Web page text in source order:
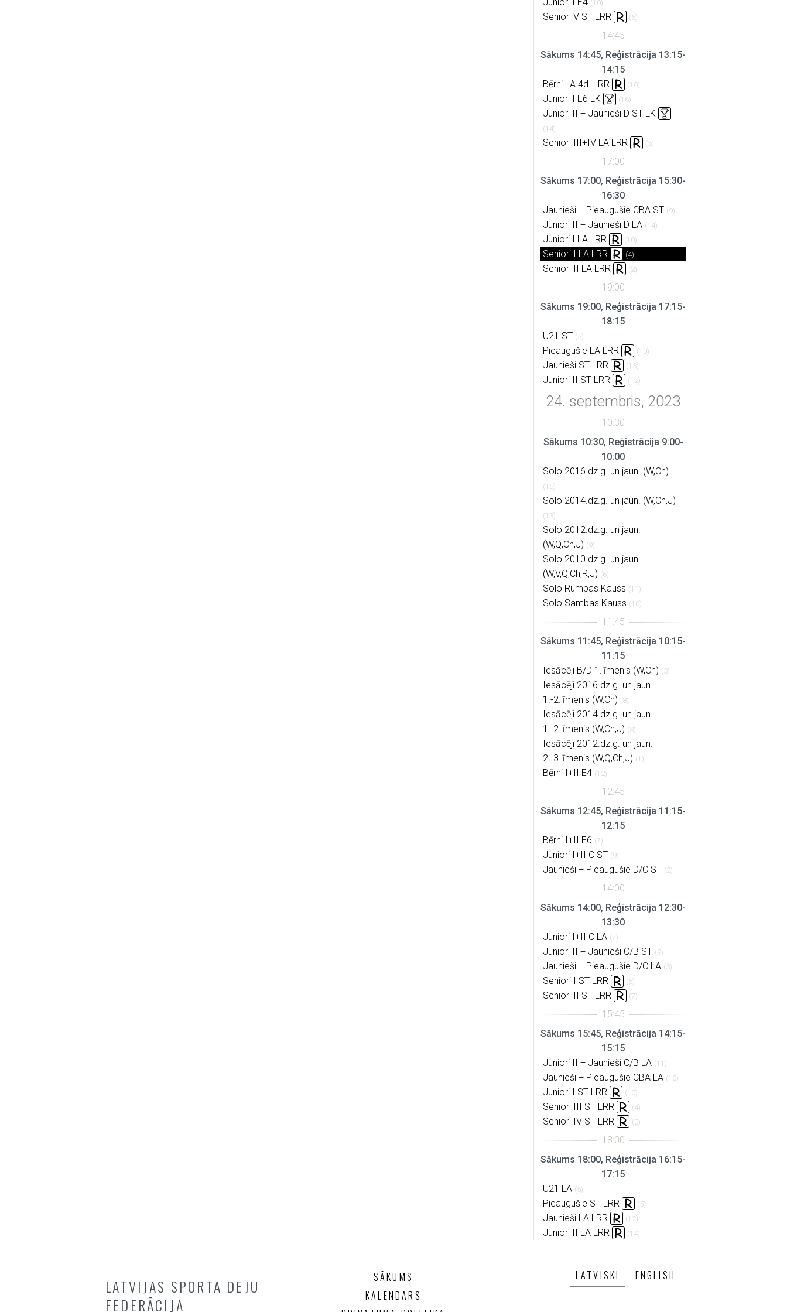
(10)
Seniori V ST LRR (6)
Sākums 14:45, Reģistrācija 13:15-
14:15
Bērni LA 4d. LRR
(10)
Juniori I E6 LK (16)
Juniori II + Jaunieši D ST LK
(14)
Seniori III+IV LA LRR (5)
Sākums 17:00, Reģistrācija 15:30-
16:30
Jaunieši + Pieaugušie CBA ST (9)
Juniori II + Jaunieši D LA (14)
Juniori I LA LRR (10)
Seniori I LA LRR (4)
Seniori II LA LRR (2)
Sākums 19:00, Reģistrācija 17:15-
18:15
U21 ST (5)
Pieaugušie LA LRR (10)
Jaunieši ST LRR (13)
Juniori II ST LRR (12)
Sākums 10:30, Reģistrācija 9:00-
10:00
Solo 2016.dz.g. un jaun. (W,Ch)
(15)
Solo 2014.dz.g. un jaun. (W,Ch,J)
(13)
Solo 2012.dz.g. un jaun.
(W,Q,Ch,J) (9)
Solo 2010.dz.g. un jaun.
(W,V,Q,Ch,R,J) (6)
Solo Rumbas Kauss (11)
Solo Sambas Kauss (10)
Sākums 11:45, Reģistrācija 10:15-
11:15
Iesācēji B/D 1.līmenis (W,Ch) (3)
Iesācēji 2016.dz.g. un jaun.
1.-2.līmenis (W,Ch) (8)
Iesācēji 2014.dz.g. un jaun.
1.-2.līmenis (W,Ch,J) (3)
Iesācēji 2012.dz.g. un jaun.
2.-3.līmenis (W,Q,Ch,J) (1)
Bērni I+II E4 (12)
Sākums 12:45, Reģistrācija 11:15-
12:15
Bērni I+II E6 (7)
Juniori I+II C ST (9)
Jaunieši + Pieaugušie D/C ST (2)
Sākums 14:00, Reģistrācija 12:30-
13:30
Juniori I+II C LA (7)
Juniori II + Jaunieši C/B ST (9)
Jaunieši + Pieaugušie D/C LA (3)
Seniori I ST LRR (6)
Seniori II ST LRR (7)
Sākums 15:45, Reģistrācija 14:15-
15:15
Juniori II + Jaunieši C/B LA (11)
Jaunieši + Pieaugušie CBA LA (10)
Juniori I ST LRR (10)
Seniori III ST LRR (4)
Seniori IV ST LRR (2)
Sākums 18:00, Reģistrācija 16:15-
17:15
U21 LA (5)
Pieaugušie ST LRR (5)
Jaunieši LA LRR (12)
Juniori II LA LRR (14)
LATVIJAS SPORTA DEJU
FEDERĀCIJA
SĀKUMS
KALENDĀRS
LATVISKI ENGLISH